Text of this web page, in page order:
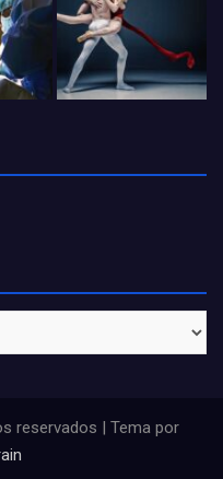
reservados | Tema por